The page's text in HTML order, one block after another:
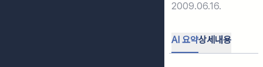
2009.06.16.
AI 요약상세내용